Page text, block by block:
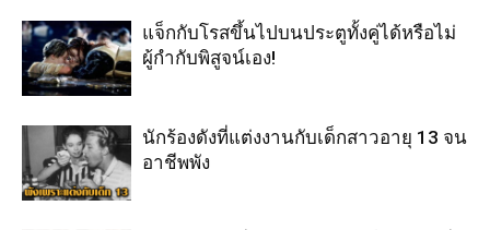
แจ็กกับโรสขึ้นไปบนประตูทั้งคู่ได้หรือไม่
ผู้กำกับพิสูจน์เอง!
นักร้องดังที่แต่งงานกับเด็กสาวอายุ 13 จน
อาชีพพัง